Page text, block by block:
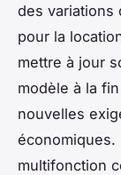
des variations
pour la
mettre à jour
modèle à la
nouvelles
économiques.
multifonction